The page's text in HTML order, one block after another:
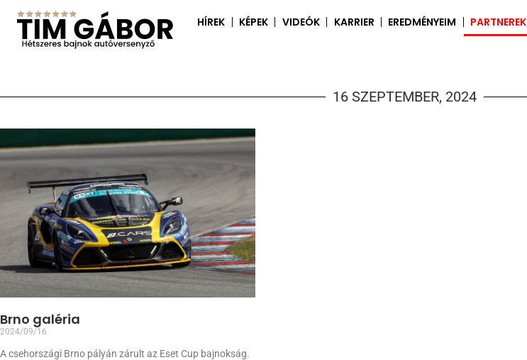
HÍREK KÉPEK VIDEÓK KARRIER EREDMÉNYEIM PARTNEREK
16 SZEPTEMBER, 2024
Brno galéria
2024/09/16
A csehországi Brno pályán zárult az Eset Cup bajnokság.